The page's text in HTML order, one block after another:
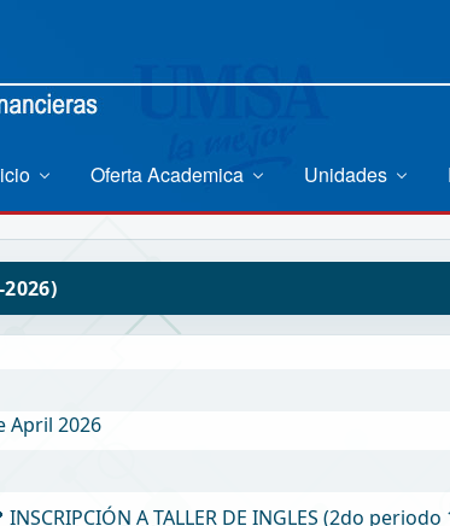
Oferta Academica Unidades
2026)
April 2026
I͙N͙S͙C͙R͙I͙P͙C͙I͙Ó͙N͙ ͙A͙ ͙T͙A͙L͙L͙E͙R͙ DE INGLES (2do periodo